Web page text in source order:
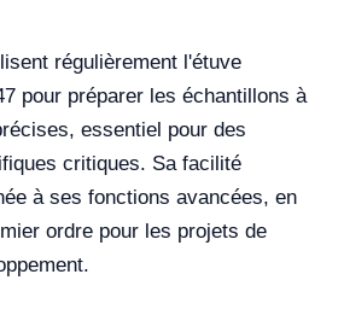
régulièrement l'étuve
pour préparer les échantillons à
essentiel pour des
critiques. Sa facilité
à ses fonctions avancées, en
ordre pour les projets de